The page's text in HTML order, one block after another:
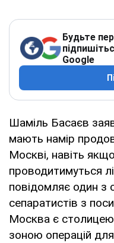
Будьте
Google
Шаміль Басаєв
мають намір
Москві, навіть
проводитимуться
повідомляє один з
сепаратистів з
Москва є столицею
зоною операцій